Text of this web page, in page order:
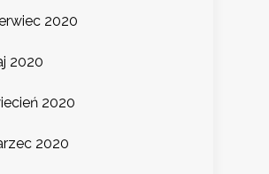
2020
2020
2020
2020